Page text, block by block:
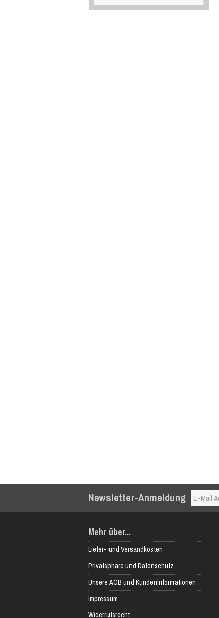
Newsletter-Anmeldung
Mehr über...
Liefer- und Versandkosten
Privatsphäre und Datenschutz
Unsere AGB und Kundeninformationen
Impressum
Widerrufsrecht